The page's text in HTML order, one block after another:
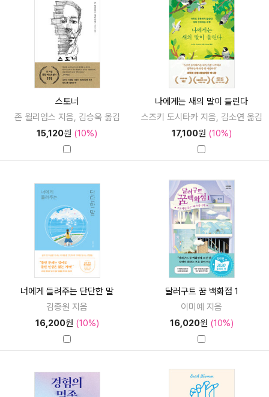
스토너
존 윌리엄스 지음, 김승욱 옮김
15,120원 (10%)
나에게는 새의 말이 들린다
스즈키 도시타카 지음, 김소연 옮김
17,100원 (10%)
너에게 들려주는 단단한 말
김종원 지음
16,200원 (10%)
달러구트 꿈 백화점 1
이미예 지음
16,020원 (10%)